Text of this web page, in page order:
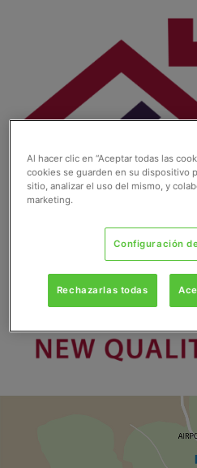
Al hacer clic en “Aceptar todas las
cookies se guarden en su dispositivo
sitio, analizar el uso del mismo, y
marketing.
Configuración
Rechazarlas todas